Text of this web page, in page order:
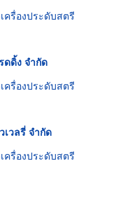
ครื่องประดับสตรี
ดดิ้ง จำกัด
ครื่องประดับสตรี
วลรี่ จำกัด
ครื่องประดับสตรี